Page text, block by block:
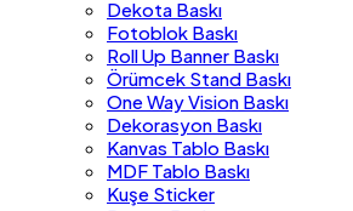
Dekota Baskı
Fotoblok Baskı
Roll Up Banner Baskı
Örümcek Stand Baskı
One Way Vision Baskı
Dekorasyon Baskı
Kanvas Tablo Baskı
MDF Tablo Baskı
Kuşe Sticker